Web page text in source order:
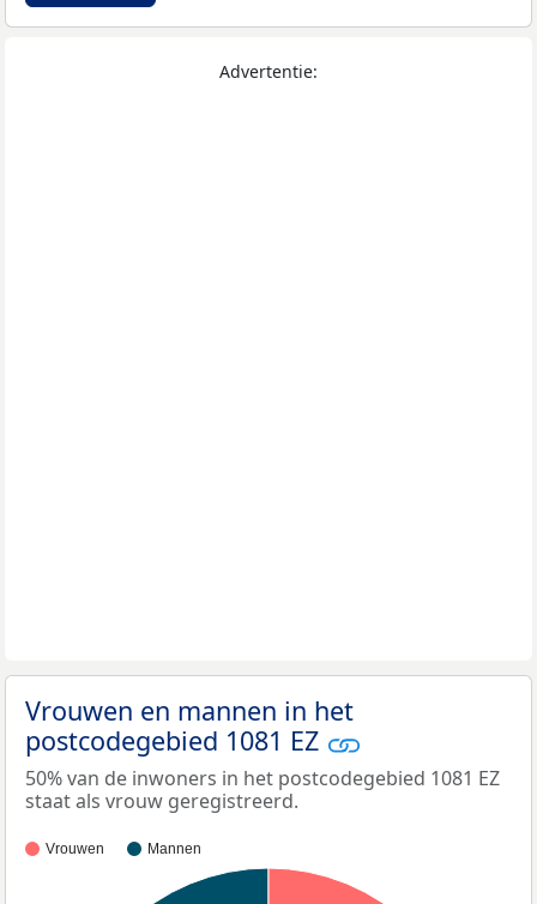
Advertentie:
Vrouwen en mannen in het
postcodegebied 1081 EZ
50% van de inwoners in het postcodegebied 1081 EZ
staat als vrouw geregistreerd.
Vrouwen Mannen